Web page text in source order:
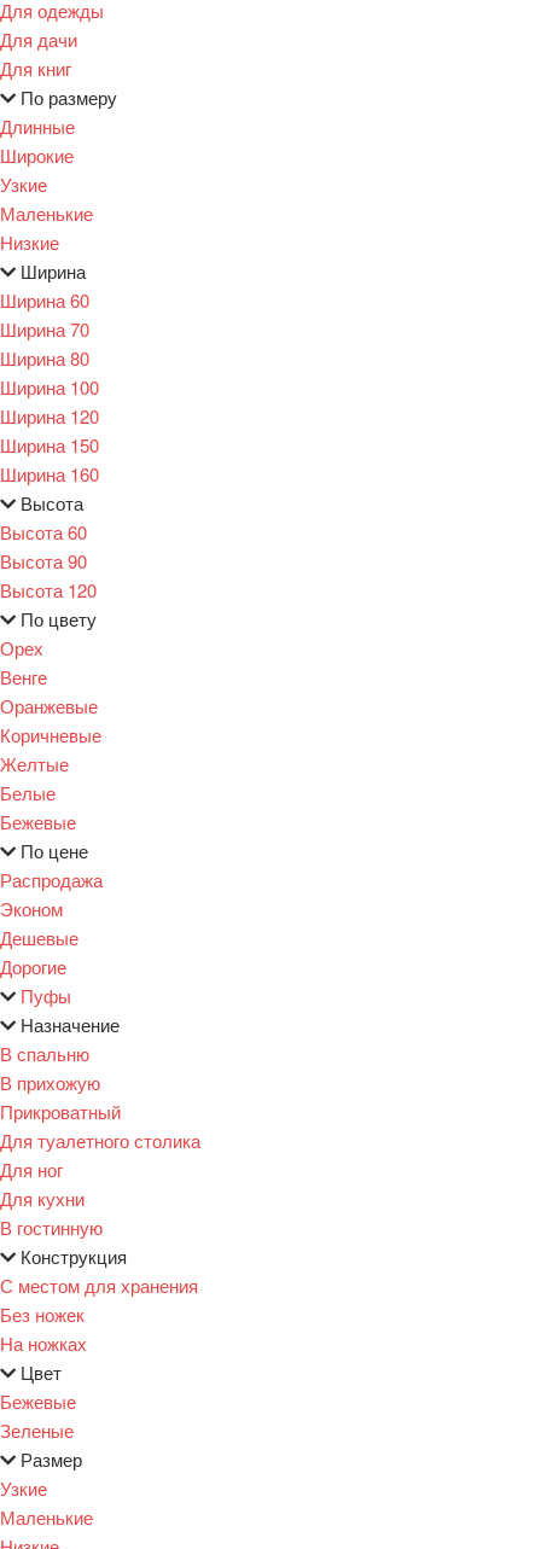
Для одежды
Для дачи
Для книг
По размеру
Длинные
Широкие
Узкие
Маленькие
Низкие
Ширина
Ширина 60
Ширина 70
Ширина 80
Ширина 100
Ширина 120
Ширина 150
Ширина 160
Высота
Высота 60
Высота 90
Высота 120
По цвету
Орех
Венге
Оранжевые
Коричневые
Желтые
Белые
Бежевые
По цене
Распродажа
Эконом
Дешевые
Дорогие
Пуфы
Назначение
В спальню
В прихожую
Прикроватный
Для туалетного столика
Для ног
Для кухни
В гостинную
Конструкция
С местом для хранения
Без ножек
На ножках
Цвет
Бежевые
Зеленые
Размер
Узкие
Маленькие